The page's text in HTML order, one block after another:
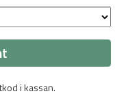
i kassan.